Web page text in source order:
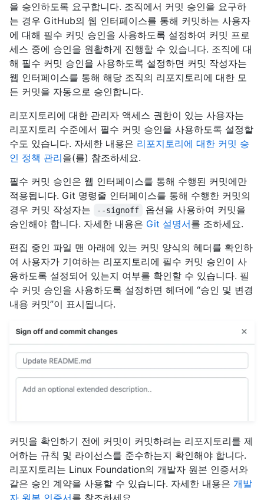
을 승인하도록 요구합니다. 조직에서 커밋 승인을 요구하
는 경우 GitHub의 웹 인터페이스를 통해 커밋하는 사용자
에 대해 필수 커밋 승인을 사용하도록 설정하여 커밋 프로
세스 중에 승인을 원활하게 진행할 수 있습니다. 조직에 대
해 필수 커밋 승인을 사용하도록 설정하면 커밋 작성자는
웹 인터페이스를 통해 해당 조직의 리포지토리에 대한 모
든 커밋을 자동으로 승인합니다.
리포지토리에 대한 관리자 액세스 권한이 있는 사용자는
리포지토리 수준에서 필수 커밋 승인을 사용하도록 설정할
수도 있습니다. 자세한 내용은 리포지토리에 대한 커밋 승
인 정책 관리을(를) 참조하세요.
필수 커밋 승인은 웹 인터페이스를 통해 수행된 커밋에만
적용됩니다. Git 명령줄 인터페이스를 통해 수행한 커밋의
경우 커밋 작성자는
--signoff
옵션을 사용하여 커밋을
승인해야 합니다. 자세한 내용은 Git 설명서를 조하세요.
편집 중인 파일 맨 아래에 있는 커밋 양식의 헤더를 확인하
여 사용자가 기여하는 리포지토리에 필수 커밋 승인이 사
용하도록 설정되어 있는지 여부를 확인할 수 있습니다. 필
수 커밋 승인을 사용하도록 설정하면 헤더에 “승인 및 변경
내용 커밋”이 표시됩니다.
커밋을 확인하기 전에 커밋이 커밋하려는 리포지토리를 제
어하는 규칙 및 라이선스를 준수하는지 확인해야 합니다.
리포지토리는 Linux Foundation의 개발자 원본 인증서와
같은 승인 계약을 사용할 수 있습니다. 자세한 내용은 개발